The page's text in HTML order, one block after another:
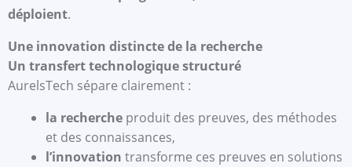
déploient.
Une innovation distincte de la recherche
Un transfert technologique structuré
AurelsTech sépare clairement :
la recherche produit des preuves, des méthodes
et des connaissances,
l’innovation transforme ces preuves en solutions